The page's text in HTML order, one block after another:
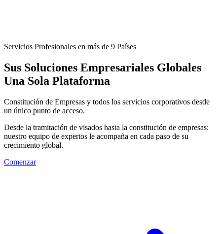
Servicios Profesionales en más de 9 Países
Sus Soluciones Empresariales Globales
Una Sola Plataforma
Constitución de Empresas y todos los servicios corporativos desde
un único punto de acceso.
Desde la tramitación de visados hasta la constitución de empresas:
nuestro equipo de expertos le acompaña en cada paso de su
crecimiento global.
Comenzar